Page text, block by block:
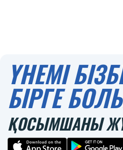
ҮНЕМІ
БІРГЕ
ҚОСЫМШАНЫ